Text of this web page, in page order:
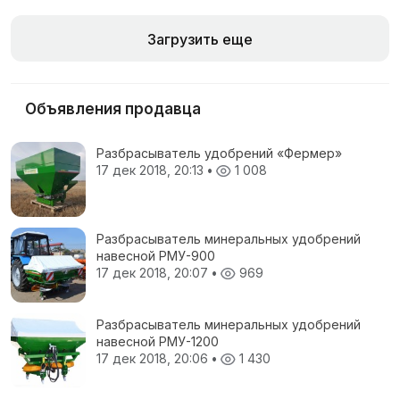
Загрузить еще
Объявления продавца
Разбрасыватель удобрений «Фермер»
17 дек 2018, 20:13 • 1 008
Разбрасыватель минеральных удобрений
навесной РМУ-900
17 дек 2018, 20:07 • 969
Разбрасыватель минеральных удобрений
навесной РМУ-1200
17 дек 2018, 20:06 • 1 430